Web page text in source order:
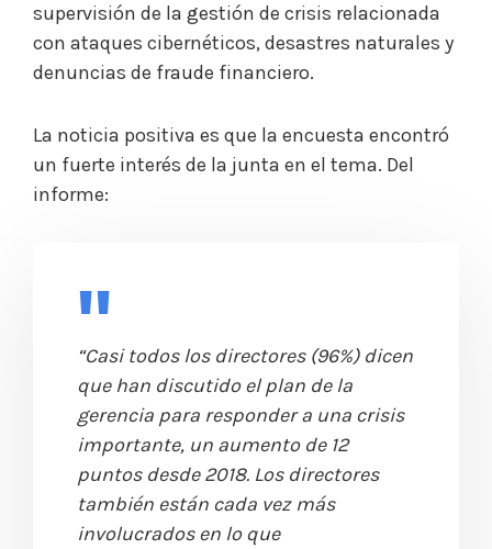
supervisión de la gestión de crisis relacionada
con ataques cibernéticos, desastres naturales y
denuncias de fraude financiero.
La noticia positiva es que la encuesta encontró
un fuerte interés de la junta en el tema. Del
informe:
“Casi todos los directores (96%) dicen
que han discutido el plan de la
gerencia para responder a una crisis
importante, un aumento de 12
puntos desde 2018. Los directores
también están cada vez más
involucrados en lo que